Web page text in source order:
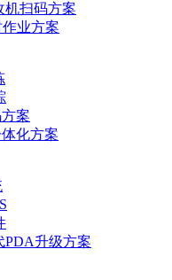
机扫码方案
业方案
案
化方案
PDA升级方案